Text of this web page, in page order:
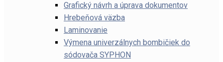
Grafický návrh a úprava dokumentov
Hrebeňová väzba
Laminovanie
Výmena univerzálnych bombičiek do
sódovača SYPHON